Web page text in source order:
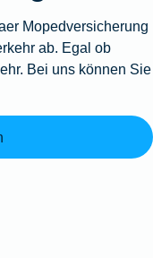
Mopedversicherung
ab. Egal ob
Bei uns können Sie